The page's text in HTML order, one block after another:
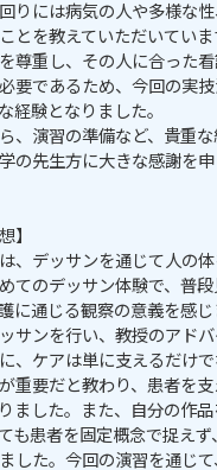
りには病気の人や多様な
とを教えていただいてい
尊重し、その人に合った
要であるため、今回の実
経験となりました。
、演習の準備など、貴重
の先生方に大きな感謝を
】
、デッサンを通じて人の
てのデッサン体験で、普
に通じる観察の意義を感
サンを行い、教授のアド
、ケアは単に支えるだけ
重要だと教わり、患者を
ました。また、自分の作
も患者を固定概念で捉え
した。今回の演習を通じ